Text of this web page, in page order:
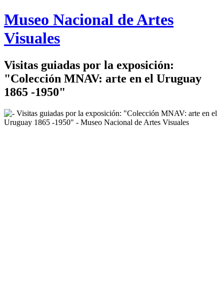
Logo
MNAV
Museo Nacional de Artes
Visuales
Visitas guiadas por la exposición:
"Colección MNAV: arte en el Uruguay
1865 -1950"